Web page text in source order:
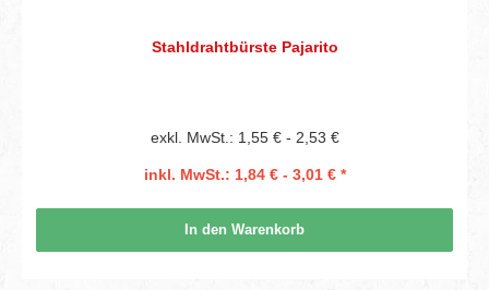
Stahldrahtbürste Pajarito
exkl. MwSt.: 1,55 € - 2,53 €
inkl. MwSt.: 1,84 € - 3,01 € *
In den Warenkorb